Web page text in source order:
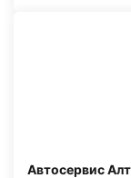
Автосервис